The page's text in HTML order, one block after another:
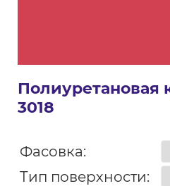
Полиуретановая
3018
Фасовка:
Тип поверхности: